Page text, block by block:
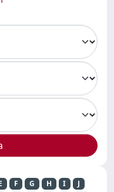
F G H I
J